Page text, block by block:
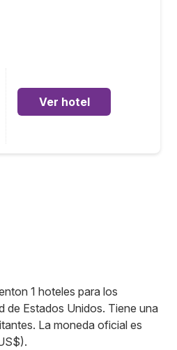
Ver hotel
1 hoteles para los
de Estados Unidos. Tiene una
La moneda oficial es